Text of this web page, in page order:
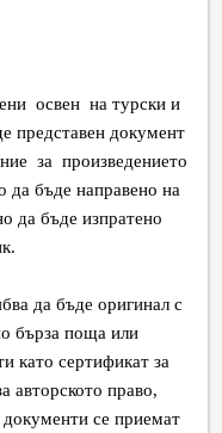
освен на турски и
представен документ
за произведението
да бъде направено на
да бъде изпратено
да бъде оригинал с
бърза поща или
като сертификат за
авторското право,
се приемат